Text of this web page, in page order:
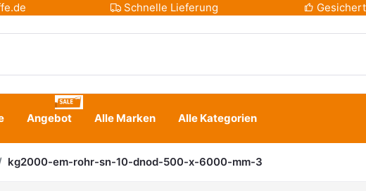
Schnelle Lieferung
Angebot Alle Marken Alle Kategorien
kg2000-em-rohr-sn-10-dnod-500-x-6000-mm-3